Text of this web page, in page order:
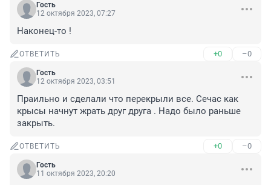
Гость
12 октября 2023, 07:27
Наконец-то !
ОТВЕТИТЬ +0 –0
Гость
12 октября 2023, 03:51
Праильно и сделали что перекрыли все. Сечас как
крысы начнут жрать друг друга . Надо было раньше
закрыть.
ОТВЕТИТЬ +0 –0
Гость
11 октября 2023, 20:20